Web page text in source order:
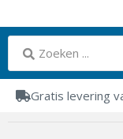
Gratis levering